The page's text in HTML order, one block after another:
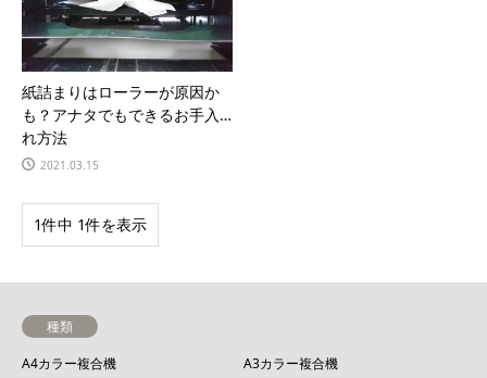
紙詰まりはローラーが原因か
も？アナタでもできるお手入
れ方法
2021.03.15
1件中 1件を表示
種類
A4カラー複合機
A3カラー複合機